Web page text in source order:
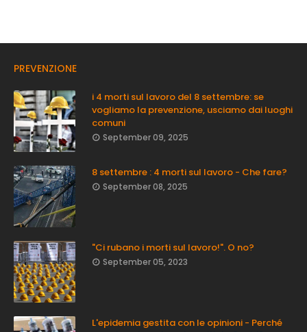
PREVENZIONE
i 4 morti sul lavoro del 8 settembre: se
vogliamo la prevenzione, usciamo dai luoghi
comuni
September 09, 2025
8 settembre : 4 morti sul lavoro - Che fare?
September 08, 2025
"Ci rubano i morti sul lavoro!". O no?
September 05, 2023
L'epidemia gestita con le opinioni - Perché